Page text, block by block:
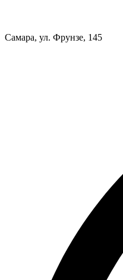
Самара, ул. Фрунзе, 145